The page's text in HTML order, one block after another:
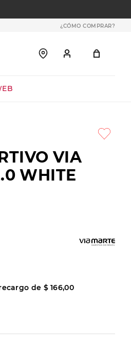
¿CÓMO COMPRAR?
VIA
WHITE
de $ 166,00